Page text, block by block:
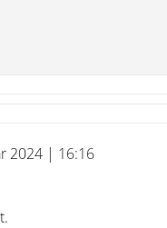
2024 | 16:16